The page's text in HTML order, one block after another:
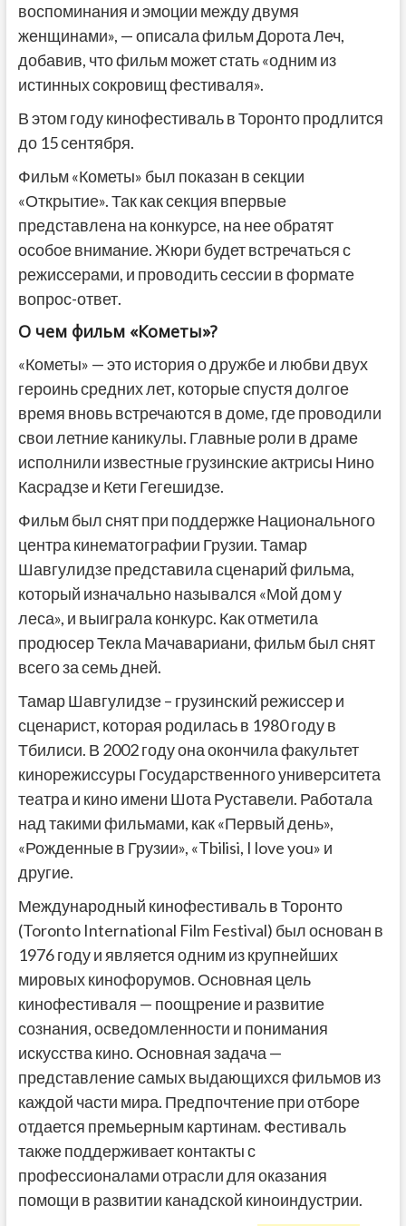
воспоминания и эмоции между двумя
женщинами», — описала фильм Дорота Леч,
добавив, что фильм может стать «одним из
истинных сокровищ фестиваля».
В этом году кинофестиваль в Торонто продлится
до 15 сентября.
Фильм «Кометы» был показан в секции
«Открытие». Так как секция впервые
представлена на конкурсе, на нее обратят
особое внимание. Жюри будет встречаться с
режиссерами, и проводить сессии в формате
вопрос-ответ.
О чем фильм «Кометы»?
«Кометы» — это история о дружбе и любви двух
героинь средних лет, которые спустя долгое
время вновь встречаются в доме, где проводили
свои летние каникулы. Главные роли в драме
исполнили известные грузинские актрисы Нино
Касрадзе и Кети Гегешидзе.
Фильм был снят при поддержке Национального
центра кинематографии Грузии. Тамар
Шавгулидзе представила сценарий фильма,
который изначально назывался «Мой дом у
леса», и выиграла конкурс. Как отметила
продюсер Текла Мачавариани, фильм был снят
всего за семь дней.
Тамар Шавгулидзе – грузинский режиссер и
сценарист, которая родилась в 1980 году в
Тбилиси. В 2002 году она окончила факультет
кинорежиссуры Государственного университета
театра и кино имени Шота Руставели. Работала
над такими фильмами, как «Первый день»,
«Рожденные в Грузии», «Tbilisi, I love you» и
другие.
Международный кинофестиваль в Торонто
(Toronto International Film Festival) был основан в
1976 году и является одним из крупнейших
мировых кинофорумов. Основная цель
кинофестиваля — поощрение и развитие
сознания, осведомленности и понимания
искусства кино. Основная задача —
представление самых выдающихся фильмов из
каждой части мира. Предпочтение при отборе
отдается премьерным картинам. Фестиваль
также поддерживает контакты с
профессионалами отрасли для оказания
помощи в развитии канадской киноиндустрии.